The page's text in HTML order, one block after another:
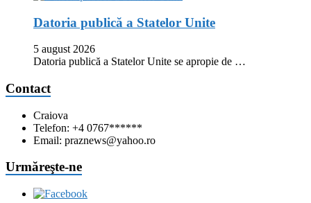
Datoria publică a Statelor Unite
5 august 2026
Datoria publică a Statelor Unite se apropie de …
Contact
Craiova
Telefon: +4 0767******
Email: praznews@yahoo.ro
Urmăreşte-ne